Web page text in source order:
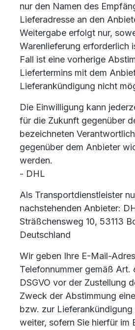
nur den Namen des
Lieferadresse an den
Weitergabe erfolgt nur,
Warenlieferung erforderlich
Fall ist eine vorherige
Liefertermins mit dem
Lieferankündigung nicht
Die Einwilligung kann
für die Zukunft gegenüber
bezeichneten
gegenüber dem Anbieter
werden.
- DHL
Als Transportdienstleister
nachstehenden Anbieter:
Sträßchensweg 10, 53113
Deutschland
Wir geben Ihre E-Mail-
Telefonnummer gemäß Art.
DSGVO vor der Zustellung
Zweck der Abstimmung
bzw. zur
weiter, sofern Sie hierfür im